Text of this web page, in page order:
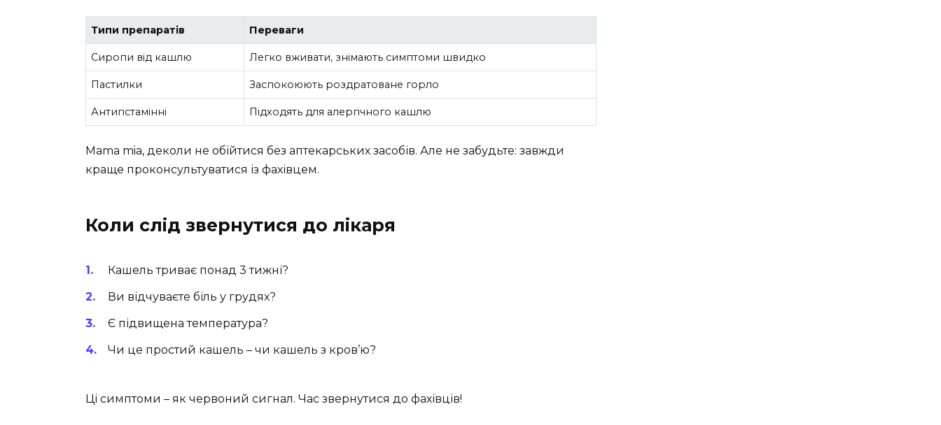
Типи препаратів Переваги
Сиропи від кашлю Легко вживати, знімають симптоми швидко
Пастилки Заспокоюють роздратоване горло
Антигістамінні Підходять для алергічного кашлю
Mama mia, деколи не обійтися без аптекарських засобів. Але не забудьте: завжди
краще проконсультуватися із фахівцем.
Коли слід звернутися до лікаря
Кашель триває понад 3 тижні?
Ви відчуваєте біль у грудях?
Є підвищена температура?
Чи це простий кашель – чи кашель з кров’ю?
Ці симптоми – як червоний сигнал. Час звернутися до фахівців!